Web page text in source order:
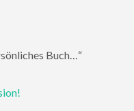
Buch…“